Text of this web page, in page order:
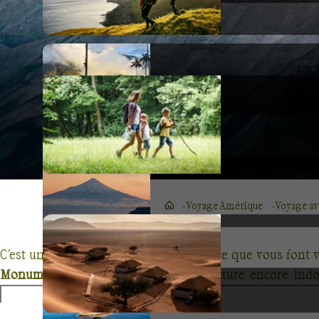
Voyage Amérique Voyage
C'est un rêve américain grandeur nature que vous font
Monument Valleydans l’Ouest, une nature encore
multiples visages aux passionnés d'évasions et de
forts et vous pourrez en découvrir différents aspects,